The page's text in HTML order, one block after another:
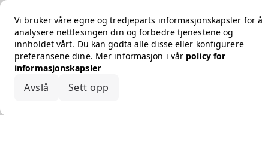
Vi bruker våre egne og tredjeparts informasjonskapsler for å
analysere nettlesingen din og forbedre tjenestene og
innholdet vårt. Du kan godta alle disse eller konfigurere
preferansene dine. Mer informasjon i vår policy for
informasjonskapsler
Avslå Sett opp